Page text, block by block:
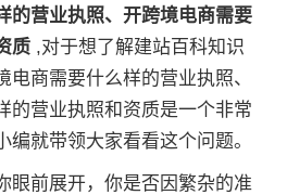
的营业执照、开跨境电商需要
质 ,对于想了解建站百科知识
电商需要什么样的营业执照、
的营业执照和资质是一个非常
就带领大家看看这个问题。
眼前展开，你是否因繁杂的准